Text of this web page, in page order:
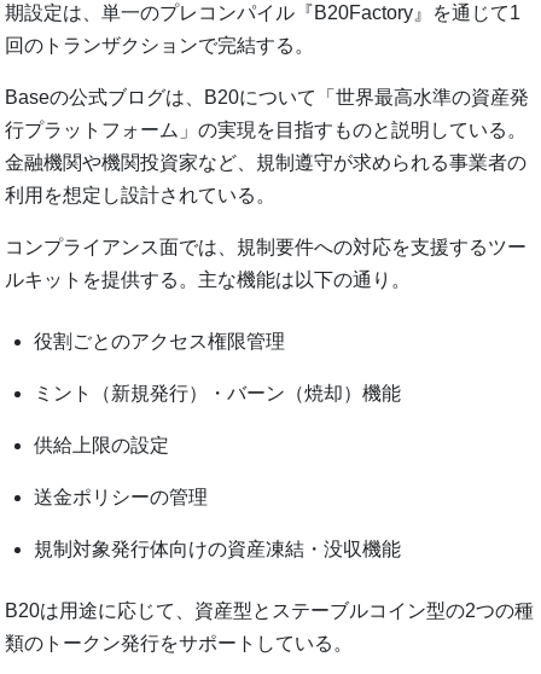
期設定は、単一のプレコンパイル『B20Factory』を通じて1
回のトランザクションで完結する。
Baseの公式ブログは、B20について「世界最高水準の資産発
行プラットフォーム」の実現を目指すものと説明している。
金融機関や機関投資家など、規制遵守が求められる事業者の
利用を想定し設計されている。
コンプライアンス面では、規制要件への対応を支援するツー
ルキットを提供する。主な機能は以下の通り。
役割ごとのアクセス権限管理
ミント（新規発行）・バーン（焼却）機能
供給上限の設定
送金ポリシーの管理
規制対象発行体向けの資産凍結・没収機能
B20は用途に応じて、資産型とステーブルコイン型の2つの種
類のトークン発行をサポートしている。